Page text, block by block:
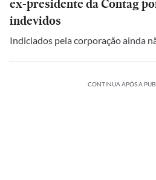
ex-presidente da Contag
indevidos
Indiciados pela corporação ainda
CONTINUA APÓS A